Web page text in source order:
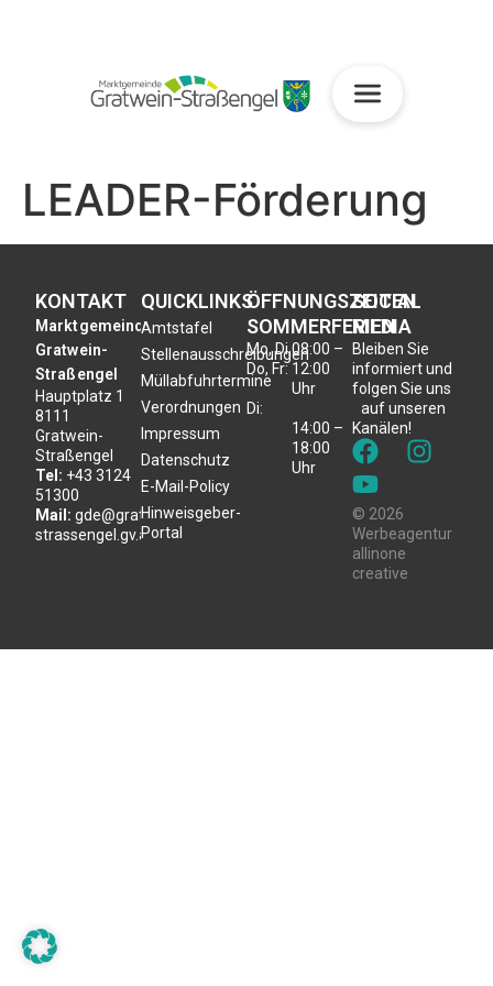
LEADER-Förderung
KONTAKT
Marktgemeinde
Gratwein-
Straßengel
Hauptplatz 1
8111
Gratwein-
Straßengel
Tel: +43 3124
51300
Mail: gde@gratwein-
strassengel.gv.at
QUICKLINKS
Amtstafel
Stellenausschreibungen
Müllabfuhrtermine
Verordnungen
Impressum
Datenschutz
E-Mail-Policy
Hinweisgeber-
Portal
ÖFFNUNGSZEITEN
SOMMERFERIEN
Mo, Di,
Do, Fr:
Di:
08:00 –
12:00
Uhr
14:00 –
18:00
Uhr
SOCIAL
MEDIA
Bleiben Sie
informiert und
folgen Sie uns
auf unseren
Kanälen!
© 2026
Werbeagentur
allinone
creative